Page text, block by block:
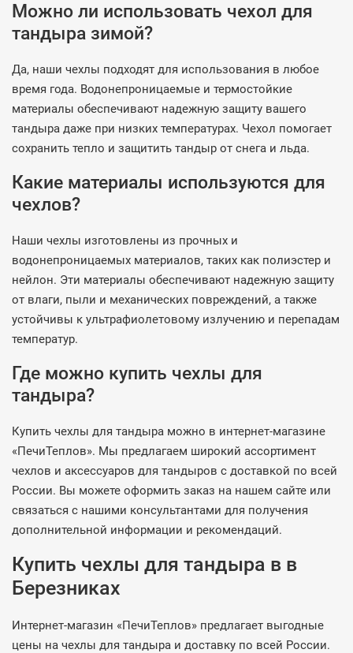
Можно ли использовать чехол для
тандыра зимой?
Да, наши чехлы подходят для использования в любое
время года. Водонепроницаемые и термостойкие
материалы обеспечивают надежную защиту вашего
тандыра даже при низких температурах. Чехол помогает
сохранить тепло и защитить тандыр от снега и льда.
Какие материалы используются для
чехлов?
Наши чехлы изготовлены из прочных и
водонепроницаемых материалов, таких как полиэстер и
нейлон. Эти материалы обеспечивают надежную защиту
от влаги, пыли и механических повреждений, а также
устойчивы к ультрафиолетовому излучению и перепадам
температур.
Где можно купить чехлы для
тандыра?
Купить чехлы для тандыра можно в интернет-магазине
«ПечиТеплов». Мы предлагаем широкий ассортимент
чехлов и аксессуаров для тандыров с доставкой по всей
России. Вы можете оформить заказ на нашем сайте или
связаться с нашими консультантами для получения
дополнительной информации и рекомендаций.
Купить чехлы для тандыра в в
Березниках
Интернет-магазин «ПечиТеплов» предлагает выгодные
цены на чехлы для тандыра и доставку по всей России.